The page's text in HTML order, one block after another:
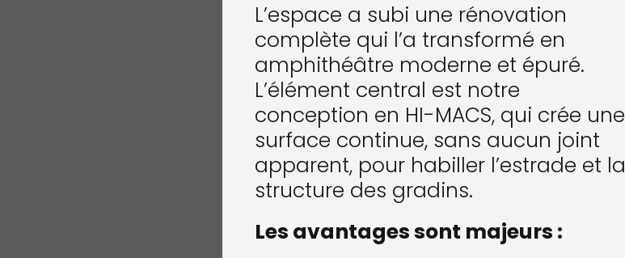
L’espace a subi une rénovation
complète qui l’a transformé en
amphithéâtre moderne et épuré.
L’élément central est notre
conception en HI-MACS, qui crée une
surface continue, sans aucun joint
apparent, pour habiller l’estrade et la
structure des gradins.
Les avantages sont majeurs :